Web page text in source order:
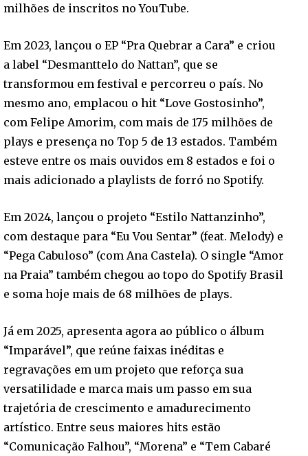
milhões de inscritos no YouTube.
Em 2023, lançou o EP “Pra Quebrar a Cara” e criou
a label “Desmanttelo do Nattan”, que se
transformou em festival e percorreu o país. No
mesmo ano, emplacou o hit “Love Gostosinho”,
com Felipe Amorim, com mais de 175 milhões de
plays e presença no Top 5 de 13 estados. Também
esteve entre os mais ouvidos em 8 estados e foi o
mais adicionado a playlists de forró no Spotify.
Em 2024, lançou o projeto “Estilo Nattanzinho”,
com destaque para “Eu Vou Sentar” (feat. Melody) e
“Pega Cabuloso” (com Ana Castela). O single “Amor
na Praia” também chegou ao topo do Spotify Brasil
e soma hoje mais de 68 milhões de plays.
Já em 2025, apresenta agora ao público o álbum
“Imparável”, que reúne faixas inéditas e
regravações em um projeto que reforça sua
versatilidade e marca mais um passo em sua
trajetória de crescimento e amadurecimento
artístico. Entre seus maiores hits estão
“Comunicação Falhou”, “Morena” e “Tem Cabaré